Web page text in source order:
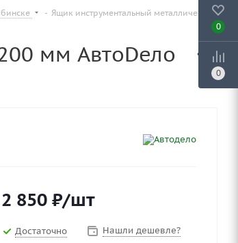
- Ящик инструментальный металлический
мм АвтоDело
2 850 ₽/шт
Достаточно Нашли дешевле?
0
0